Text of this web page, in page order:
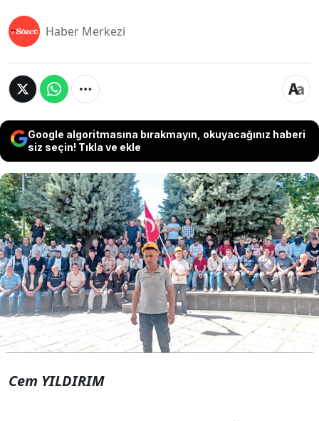
Haber Merkezi
Google algoritmasına bırakmayın, okuyacağınız haberi
siz seçin! Tıkla ve ekle
Doruk Madencilik işçilerinin eylemleri
sürerken Ankara’da 3 bakanlığın
garantörlüğünde verilen ödeme sözü
tutulmadı. Haklarını alamayan işçiler yeniden
Ankara’ya yürüdü. Garantör bakanlar, işçiye,
“Şirketin parası yokmuş” dedi.
Cem YILDIRIM